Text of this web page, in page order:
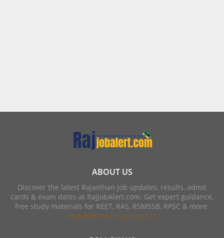
ABOUT US
Discover the latest Rajasthan job updates, results, admit
cards & exam dates at RajJobAlert.com. Get expert guidance,
free study materials for REET, RAS, RSMSSB, RPSC & more:
keyisahibtrainingcollege.in